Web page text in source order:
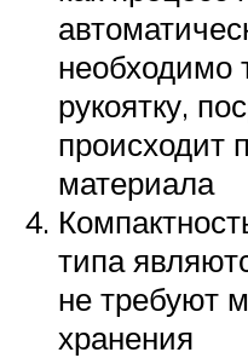
необходимо
рукоятку,
происходит
материала
типа
не требуют
хранения